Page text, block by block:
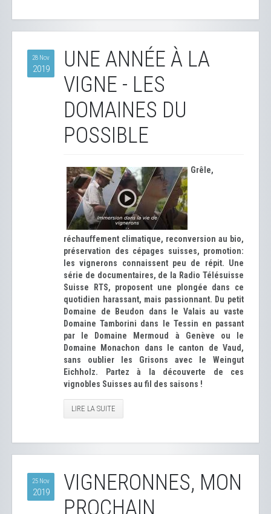
28 Nov
2019
UNE ANNÉE À LA
VIGNE - LES
DOMAINES DU
POSSIBLE
Grêle,
réchauffement climatique, reconversion au bio,
préservation des cépages suisses, promotion:
les vignerons connaissent peu de répit. Une
série de documentaires, de la Radio Télésuisse
Suisse RTS, proposent une plongée dans ce
quotidien harassant, mais passionnant. Du petit
Domaine de Beudon dans le Valais au vaste
Domaine Tamborini dans le Tessin en passant
par le Domaine Mermoud à Genève ou le
Domaine Monachon dans le canton de Vaud,
sans oublier les Grisons avec le Weingut
Eichholz. Partez à la découverte de ces
vignobles Suisses au fil des saisons !
LIRE LA SUITE
25 Nov
2019
VIGNERONNES, MON
PROCHAIN